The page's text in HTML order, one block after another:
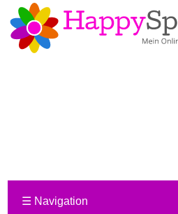
☰ Navigation